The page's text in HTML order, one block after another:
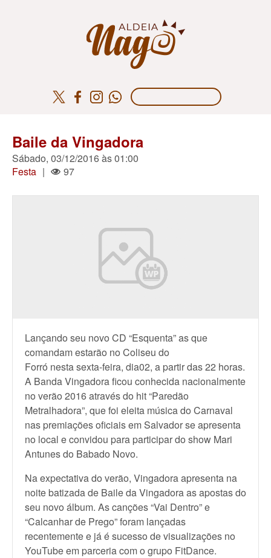
Baile da Vingadora
Sábado, 03/12/2016 às 01:00
Festa | 97
Lançando seu novo CD “Esquenta” as que
comandam estarão no Coliseu do
Forró nesta sexta-feira, dia02, a partir das 22 horas.
A Banda Vingadora ficou conhecida nacionalmente
no verão 2016 através do hit “Paredão
Metralhadora”, que foi eleita música do Carnaval
nas premiações oficiais em Salvador se apresenta
no local e convidou para participar do show Mari
Antunes do Babado Novo.
Na expectativa do verão, Vingadora apresenta na
noite batizada de Baile da Vingadora as apostas do
seu novo álbum. As canções “Vai Dentro” e
“Calcanhar de Prego” foram lançadas
recentemente e já é sucesso de visualizações no
YouTube em parceria com o grupo FitDance.